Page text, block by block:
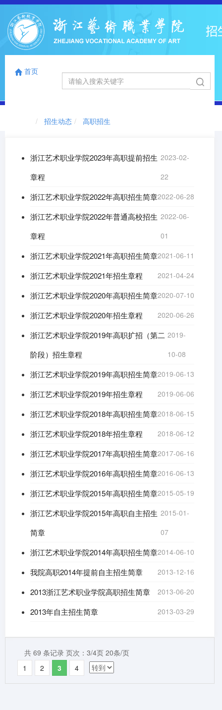
首页
招生动态 高职招生
浙江艺术职业学院2023年高职提前招生
章程
2023-02-
22
浙江艺术职业学院2022年高职招生简章2022-06-28
浙江艺术职业学院2022年普通高校招生
章程
2022-06-
01
浙江艺术职业学院2021年高职招生简章2021-06-11
浙江艺术职业学院2021年招生章程 2021-04-24
浙江艺术职业学院2020年高职招生简章2020-07-10
浙江艺术职业学院2020年招生章程 2020-06-26
浙江艺术职业学院2019年高职扩招（第二
阶段）招生章程
2019-
10-08
浙江艺术职业学院2019年高职招生简章2019-06-13
浙江艺术职业学院2019年招生章程 2019-06-06
浙江艺术职业学院2018年高职招生简章2018-06-15
浙江艺术职业学院2018年招生章程 2018-06-12
浙江艺术职业学院2017年高职招生简章2017-06-16
浙江艺术职业学院2016年高职招生简章2016-06-13
浙江艺术职业学院2015年高职招生简章2015-05-19
浙江艺术职业学院2015年高职自主招生
简章
2015-01-
07
浙江艺术职业学院2014年高职招生简章2014-06-10
我院高职2014年提前自主招生简章 2013-12-16
2013浙江艺术职业学院高职招生简章 2013-06-20
2013年自主招生简章 2013-03-29
共 69 条记录 页次：3/4页 20条/页
1
2 3 4